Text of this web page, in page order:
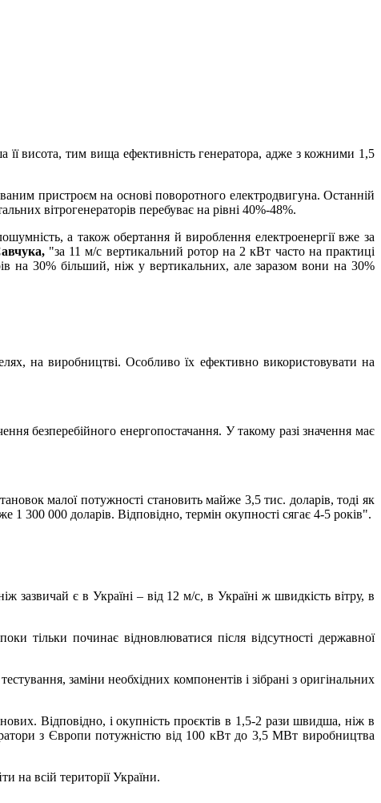
її висота, тим вища ефективність генератора, адже з кожними 1,5
пристроєм на основі поворотного електродвигуна. Останній
вітрогенераторів перебуває на рівні 40%-48%.
а також обертання й вироблення електроенергії вже за
"за 11 м/с вертикальний ротор на 2 кВт часто на практиці
на 30% більший, ніж у вертикальних, але заразом вони на 30%
на виробництві. Особливо їх ефективно використовувати на
безперебійного енергопостачання. У такому разі значення має
малої потужності становить майже 3,5 тис. доларів, тоді як
300 000 доларів. Відповідно, термін окупності сягає 4-5 років".
зазвичай є в Україні – від 12 м/с, в Україні ж швидкість вітру, в
тільки починає відновлюватися після відсутності державної
заміни необхідних компонентів і зібрані з оригінальних
Відповідно, і окупність проєктів в 1,5-2 рази швидша, ніж в
з Європи потужністю від 100 кВт до 3,5 МВт виробництва
на всій території України.